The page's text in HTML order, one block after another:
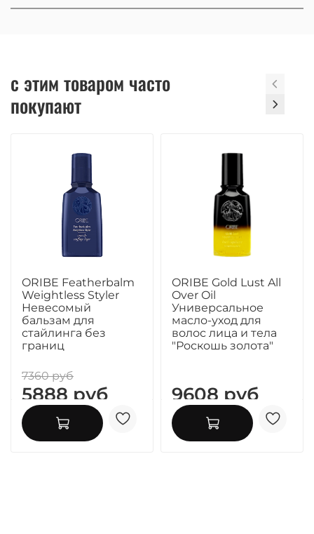
с этим товаром часто
покупают
ORIBE Featherbalm
Weightless Styler
Невесомый
бальзам для
стайлинга без
границ
7360 руб
5888 руб
ORIBE Gold Lust All
Over Oil
Универсальное
масло-уход для
волос лица и тела
"Роскошь золота"
9608 руб